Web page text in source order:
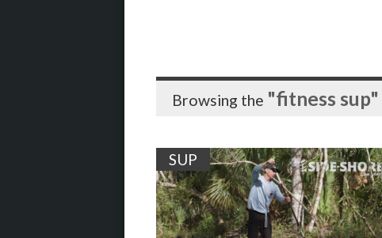
Browsing the "fitness sup"
SUP